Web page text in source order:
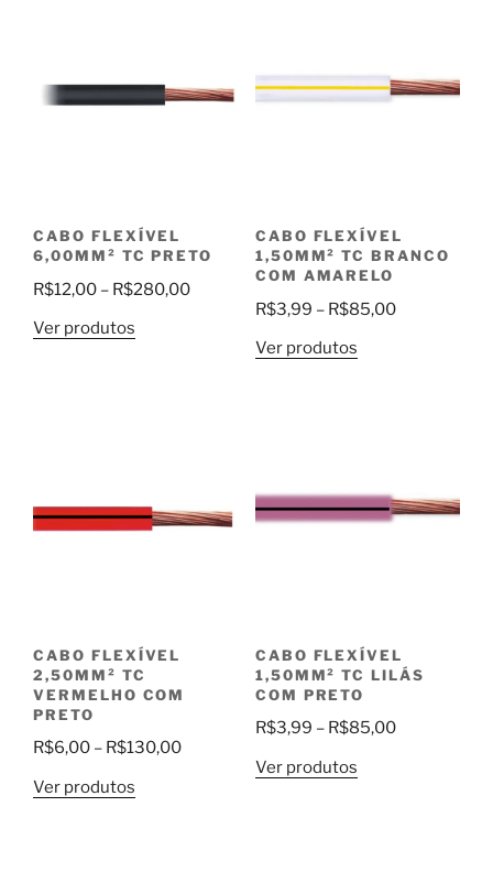
CABO FLEXÍVEL
6,00MM² TC PRETO
R$12,00 – R$280,00Faixa
Ver produtos
CABO FLEXÍVEL
1,50MM² TC BRANCO
COM AMARELO
R$3,99 – R$85,00Faixa
Ver produtos
CABO FLEXÍVEL
2,50MM² TC
VERMELHO COM
PRETO
R$6,00 – R$130,00Faixa
Ver produtos
CABO FLEXÍVEL
1,50MM² TC LILÁS
COM PRETO
R$3,99 – R$85,00Faixa
Ver produtos